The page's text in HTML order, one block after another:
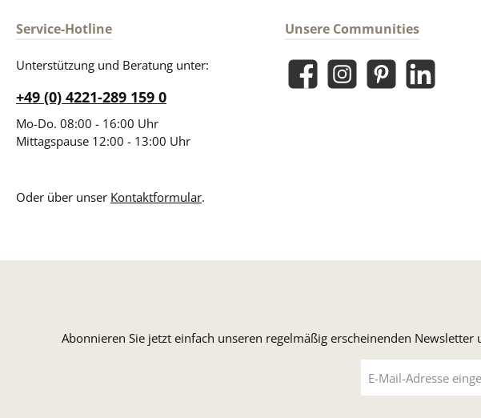
Service-Hotline
Unterstützung und Beratung unter:
+49 (0) 4221-289 159 0
Mo-Do. 08:00 - 16:00 Uhr
Mittagspause 12:00 - 13:00 Uhr
Oder über unser Kontaktformular.
Unsere Communities
FacebookInstagramPinterestLinkedIn
Abonnieren Sie jetzt einfach unseren regelmäßig erscheinenden
Mail-
Adresse